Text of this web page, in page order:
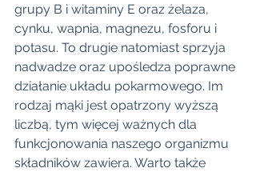
grupy B i witaminy E oraz żelaza,
cynku, wapnia, magnezu, fosforu i
potasu. To drugie natomiast sprzyja
nadwadze oraz upośledza poprawne
działanie układu pokarmowego. Im
rodzaj mąki jest opatrzony wyższą
liczbą, tym więcej ważnych dla
funkcjonowania naszego organizmu
składników zawiera. Warto także